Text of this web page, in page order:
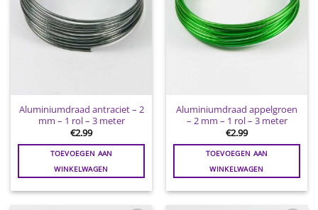
Aluminiumdraad antraciet – 2
mm – 1 rol – 3 meter
€2.99
TOEVOEGEN AAN
WINKELWAGEN
Aluminiumdraad appelgroen
– 2 mm – 1 rol – 3 meter
€2.99
TOEVOEGEN AAN
WINKELWAGEN